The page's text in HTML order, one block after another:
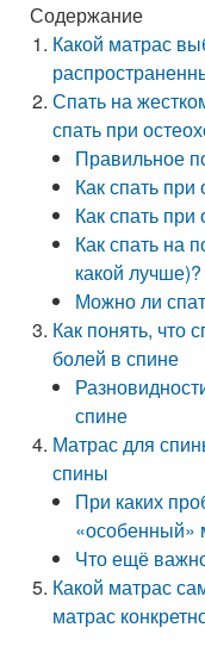
Содержание
Какой матрас
Спать на
спать при
Правильное
Как спать
Как спать при
Как спать на
какой лучше)?
Можно ли
Как понять, что
болей в спине
спине
Матрас для
спины
При каких
«особенный»
Что ещё
Какой матрас
матрас